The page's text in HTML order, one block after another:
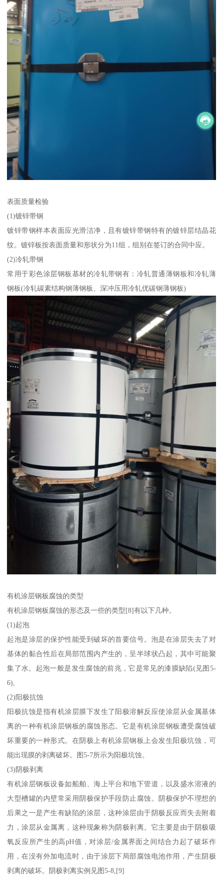
表面质量检验
(1)镀锌带钢
镀锌带钢样本表面应光滑洁净，且有镀锌带钢特有的镀锌层结晶花
纹。镀锌板按表面质量和形状分为11组，组别在签订的合同中应。
(2)冷轧带钢
常用于彩色涂层钢板基材的冷轧带钢有：冷轧普通薄钢板和冷轧薄
钢板(冷轧碳素结构钢薄钢板、深冲压用冷轧优碳钢薄钢板)
有机涂层钢板腐蚀的类型
有机涂层钢板腐蚀的形态及一些的类型[8]有以下几种。
(1)起泡
起泡是涂层的保护性能受到破坏的首要信号。泡是在涂层失去了对
基体的黏合性后在局部范围内产生的，呈半球状凸起，其中可能聚
集了水。起泡一般是发生腐蚀的前兆，它是常见的漆膜缺陷(见图5-
6),
(2)阳极抗蚀
阳极抗蚀是指有机涂层膜下发生了阳极溶解反应使涂层从金属基体
离的一种有机涂层钢板的腐蚀形态。它是有机涂层钢板遭受腐蚀破
坏重要的一种形式。在阴极上有机涂层钢板上会发生阳极坑蚀，可
能出现膜的剥离破坏。图5-7所示为阳极坑蚀。
(3)阴极剥离
有机涂层钢板设备如船舶、海上平台和地下管道，以及盛水溶液的
大型槽罐的内壁常采用阴极保护手段防止腐蚀。阴极保护不理想的
后果之一是产生有缺陷的涂层，这种涂层由于阴极反应而失去附着
力，涂层从金属离，这种现象称为阴极剥离。它主要是由于阴极吸
氧反应所产生的高pH值，对涂层/金属界面之间结合力起了破坏作
用，在没有外加电流时，由于涂层下局部腐蚀电池作用，产生阴极
剥离的破坏。阴极剥离实例见图5-8,[9]